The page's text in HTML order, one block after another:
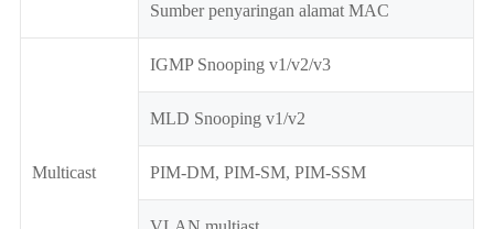
Sumber penyaringan alamat MAC
Multicast
IGMP Snooping v1/v2/v3
MLD Snooping v1/v2
PIM-DM, PIM-SM, PIM-SSM